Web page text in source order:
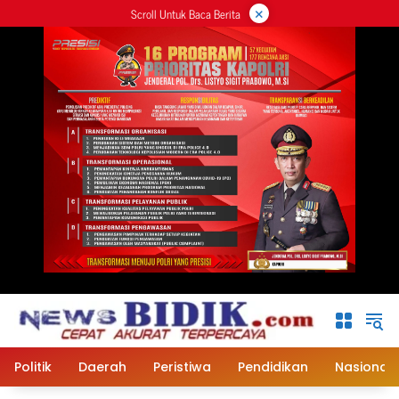
ke
Scroll Untuk Baca Berita ×
Politik Daerah Peristiwa Pendidikan Nasional